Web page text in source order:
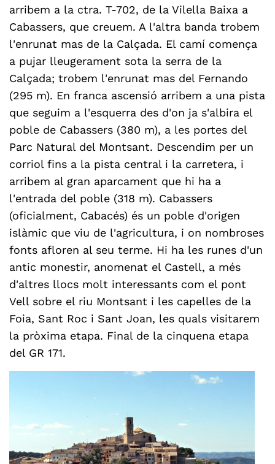
arribem a la ctra. T-702, de la Vilella Baixa a
Cabassers, que creuem. A l'altra banda trobem
l'enrunat mas de la Calçada. El camí comença
a pujar lleugerament sota la serra de la
Calçada; trobem l'enrunat mas del Fernando
(295 m). En franca ascensió arribem a una pista
que seguim a l'esquerra des d'on ja s'albira el
poble de Cabassers (380 m), a les portes del
Parc Natural del Montsant. Descendim per un
corriol fins a la pista central i la carretera, i
arribem al gran aparcament que hi ha a
l'entrada del poble (318 m). Cabassers
(oficialment, Cabacés) és un poble d'origen
islàmic que viu de l'agricultura, i on nombroses
fonts afloren al seu terme. Hi ha les runes d'un
antic monestir, anomenat el Castell, a més
d'altres llocs molt interessants com el pont
Vell sobre el riu Montsant i les capelles de la
Foia, Sant Roc i Sant Joan, les quals visitarem
la pròxima etapa. Final de la cinquena etapa
del GR 171.